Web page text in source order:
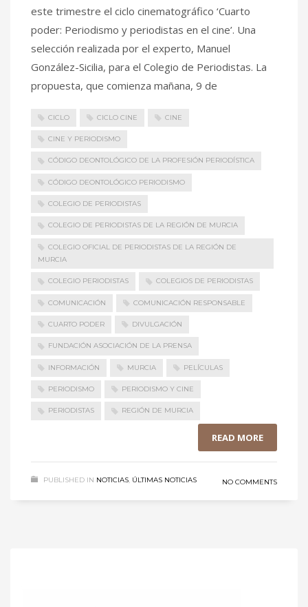
este trimestre el ciclo cinematográfico ‘Cuarto
poder: Periodismo y periodistas en el cine’. Una
selección realizada por el experto, Manuel
González-Sicilia, para el Colegio de Periodistas. La
propuesta, que comienza mañana, 9 de
CICLO CICLO CINE CINE
CINE Y PERIODISMO
CÓDIGO DEONTOLÓGICO DE LA PROFESIÓN PERIODÍSTICA
CÓDIGO DEONTOLÓGICO PERIODISMO
COLEGIO DE PERIODISTAS
COLEGIO DE PERIODISTAS DE LA REGIÓN DE MURCIA
COLEGIO OFICIAL DE PERIODISTAS DE LA REGIÓN DE
MURCIA
COLEGIO PERIODISTAS COLEGIOS DE PERIODISTAS
COMUNICACIÓN COMUNICACIÓN RESPONSABLE
CUARTO PODER DIVULGACIÓN
FUNDACIÓN ASOCIACIÓN DE LA PRENSA
INFORMACIÓN MURCIA PELÍCULAS
PERIODISMO PERIODISMO Y CINE
PERIODISTAS REGIÓN DE MURCIA
READ MORE
PUBLISHED IN NOTICIAS, ÚLTIMAS NOTICIAS NO COMMENTS